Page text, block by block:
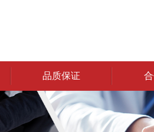
品质保证